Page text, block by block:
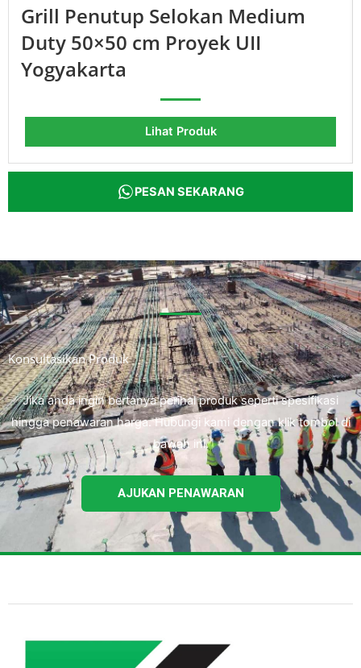
Grill Penutup Selokan Medium
Duty 50×50 cm Proyek UII
Yogyakarta
Lihat Produk
PESAN SEKARANG
Konsultasikan Produk
Jika anda ingin bertanya perihal produk seperti spesifikasi
hingga penawaran harga. Hubungi kami dengan klik tombol di
bawah ini.
AJUKAN PENAWARAN